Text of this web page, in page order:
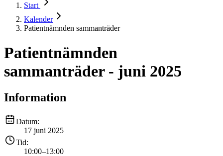
Start
Kalender
Patientnämnden sammanträder
Patientnämnden
sammanträder - juni 2025
Information
Datum:
17 juni 2025
Tid:
10:00–13:00